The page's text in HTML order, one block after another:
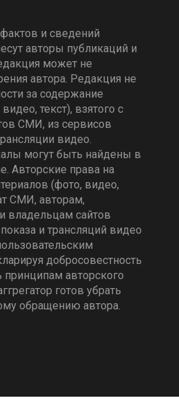
и сведений
авторы публикаций и
может не
автора. Редакция не
за содержание
текст), взятого с
СМИ, из сервисов
видео.
могут быть найдены в
Авторские права на
(фото, видео,
СМИ, авторам,
владельцам сайтов
и трансляций видео
добросовестность
авторского
готов убрать
обращению автора.